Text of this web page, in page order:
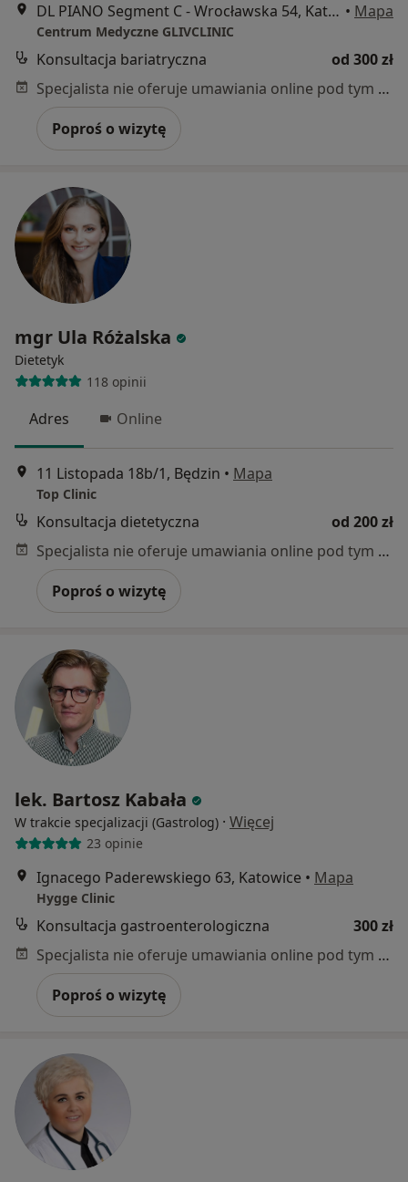
DL PIANO Segment C - Wrocławska 54, Katowice • Mapa
Centrum Medyczne GLIVCLINIC
Konsultacja bariatryczna
od 300 zł
Specjalista nie oferuje umawiania online pod tym adresem.
Poproś o wizytę
mgr Ula Różalska
Dietetyk
118 opinii
Adres Online
11 Listopada 18b/1, Będzin • Mapa
Top Clinic
Konsultacja dietetyczna
od 200 zł
Specjalista nie oferuje umawiania online pod tym adresem.
Poproś o wizytę
lek. Bartosz Kabała
W trakcie specjalizacji (Gastrolog) · Więcej
23 opinie
Ignacego Paderewskiego 63, Katowice • Mapa
Hygge Clinic
Konsultacja gastroenterologiczna
300 zł
Specjalista nie oferuje umawiania online pod tym adresem.
Poproś o wizytę